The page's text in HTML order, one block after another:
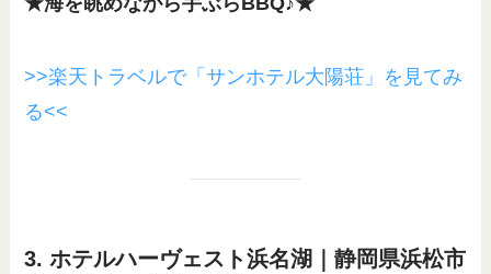
>>楽天トラベルで「サンホテル大陽荘」を見てみ
る<<
3. ホテルハーヴェスト浜名湖｜静岡県浜松市